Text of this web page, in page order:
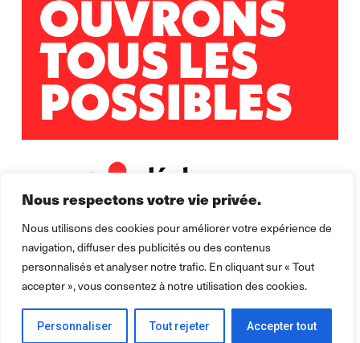
Nous respectons votre vie privée.
Nous utilisons des cookies pour améliorer votre expérience de
navigation, diffuser des publicités ou des contenus
personnalisés et analyser notre trafic. En cliquant sur « Tout
accepter », vous consentez à notre utilisation des cookies.
Personnaliser Tout rejeter Accepter tout